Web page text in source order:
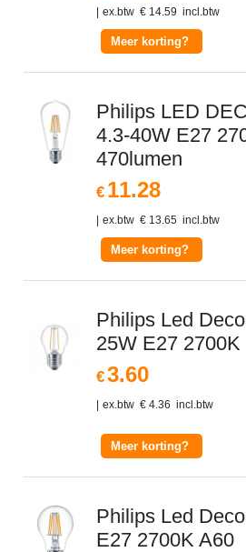
ex.btw € 14.59 incl.btw
Meer korting?
Philips LED
4.3-40W E27
470lumen
€ 11.28
ex.btw € 13.65 incl.btw
Meer korting?
Philips Led
25W E27 2700K
€3.60
ex.btw € 4.36 incl.btw
Meer korting?
Philips Led
E27 2700K A60